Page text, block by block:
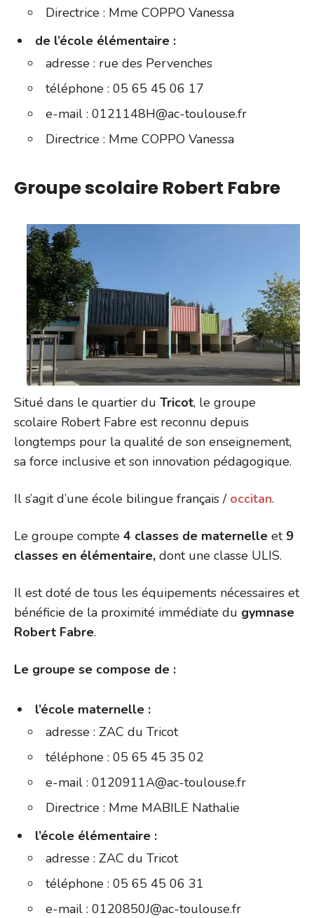
Directrice : Mme COPPO Vanessa
de l’école élémentaire :
adresse : rue des Pervenches
téléphone : 05 65 45 06 17
e-mail : 0121148H@ac-toulouse.fr
Directrice : Mme COPPO Vanessa
Groupe scolaire Robert Fabre
Situé dans le quartier du Tricot, le groupe
scolaire Robert Fabre est reconnu depuis
longtemps pour la qualité de son enseignement,
sa force inclusive et son innovation pédagogique.
Il s’agit d’une école bilingue français / occitan.
Le groupe compte 4 classes de maternelle et 9
classes en élémentaire, dont une classe ULIS.
Il est doté de tous les équipements nécessaires et
bénéficie de la proximité immédiate du gymnase
Robert Fabre.
Le groupe se compose de :
l’école maternelle :
adresse : ZAC du Tricot
téléphone : 05 65 45 35 02
e-mail : 0120911A@ac-toulouse.fr
Directrice : Mme MABILE Nathalie
l’école élémentaire :
adresse : ZAC du Tricot
téléphone : 05 65 45 06 31
e-mail : 0120850J@ac-toulouse.fr